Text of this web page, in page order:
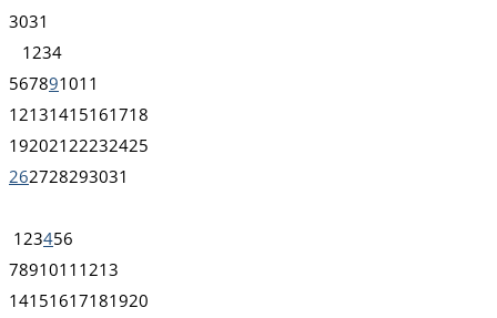
3031
1 234
567891011
12131415161718
192021 22232425
262728293031
1 23456
7891011 1213
14151617181920